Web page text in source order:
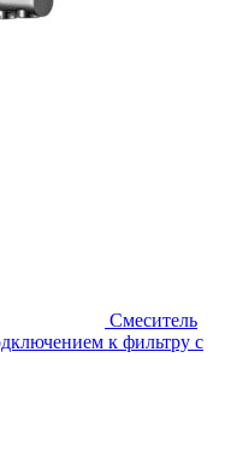
Смеситель
к фильтру с